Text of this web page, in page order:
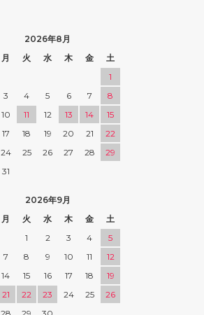
2026年8月
月 火 水 木 金
土
1
3 4 5 6 7
8
10 11 12 13 14
15
17 18 19 20 21
22
24 25 26 27 28
29
31
2026年9月
月 火 水 木 金
土
1
2 3 4
5
7 8 9 10 11
12
14 15 16 17 18
19
21 22 23 24 25
26